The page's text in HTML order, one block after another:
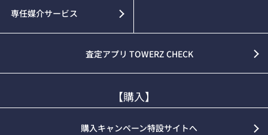
専任媒介サービス
査定アプリ TOWERZ CHECK
【購入】
購入キャンペーン特設サイトへ